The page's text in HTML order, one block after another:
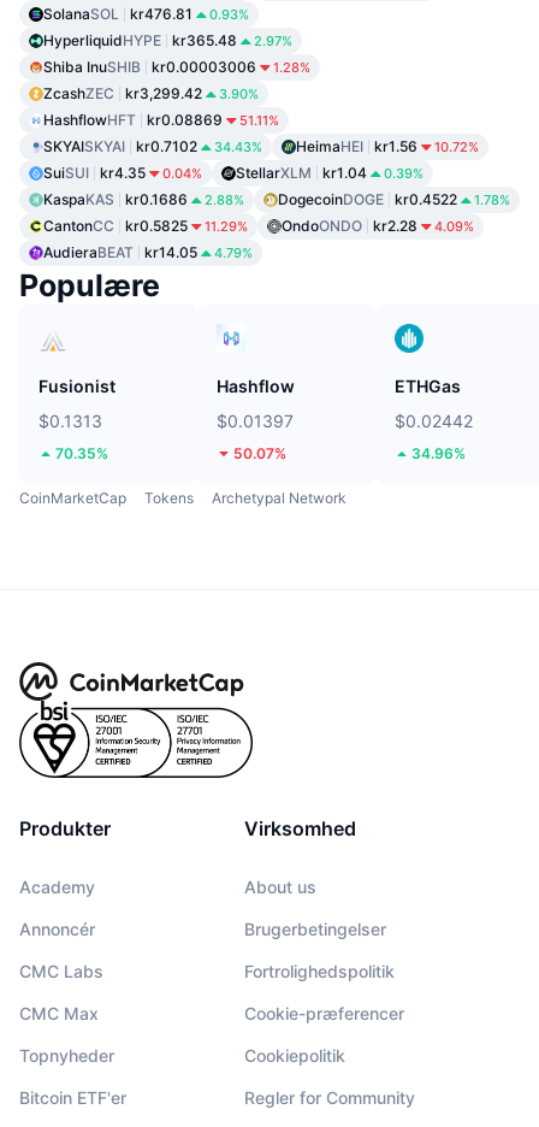
SolanaSOL kr476.81 0.93%
HyperliquidHYPE kr365.48 2.97%
Shiba InuSHIB kr0.00003006 1.28%
ZcashZEC kr3,299.42 3.90%
HashflowHFT kr0.08869 51.11%
SKYAISKYAI kr0.7102 34.43% HeimaHEI kr1.56 10.72%
SuiSUI kr4.35 0.04% StellarXLM kr1.04 0.39%
KaspaKAS kr0.1686 2.88% DogecoinDOGE kr0.4522 1.78%
CantonCC kr0.5825 11.29% OndoONDO kr2.28 4.09%
AudieraBEAT kr14.05 4.79%
Populære
Fusionist
$0.1313
70.35%
Hashflow
$0.01397
50.07%
ETHGas
$0.02442
34.96%
CoinMarketCap Tokens Archetypal Network
Produkter
Academy
Annoncér
CMC Labs
CMC Max
Topnyheder
Bitcoin ETF'er
Virksomhed
About us
Brugerbetingelser
Fortrolighedspolitik
Cookie-præferencer
Cookiepolitik
Regler for Community